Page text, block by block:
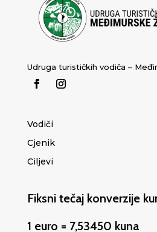
Udruga turističkih vodiča –
Vodiči
Cjenik
Ciljevi
Fiksni tečaj konverzije
1 euro = 7,53450 kuna